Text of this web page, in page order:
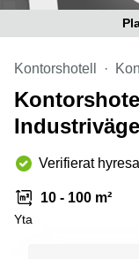
Kontorshotell
Verifierat
10 - 100 m²
Yta